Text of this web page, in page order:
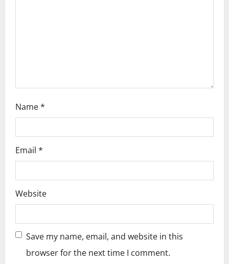
Name*
Email *
Website
Save my name, email, and website in this
browser for the next time I comment.